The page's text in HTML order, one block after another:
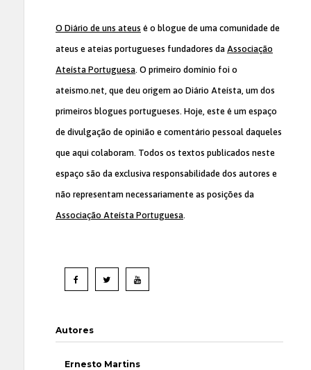
O Diário de uns ateus é o blogue de uma comunidade de
ateus e ateias portugueses fundadores da Associação
Ateísta Portuguesa. O primeiro domínio foi o
ateismo.net, que deu origem ao Diário Ateísta, um dos
primeiros blogues portugueses. Hoje, este é um espaço
de divulgação de opinião e comentário pessoal daqueles
que aqui colaboram. Todos os textos publicados neste
espaço são da exclusiva responsabilidade dos autores e
não representam necessariamente as posições da
Associação Ateísta Portuguesa.
Autores
Ernesto Martins